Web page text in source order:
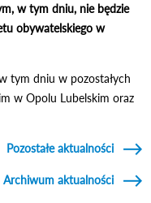
w tym dniu, nie będzie
obywatelskiego w
tym dniu w pozostałych
w Opolu Lubelskim oraz
Pozostałe aktualności
Archiwum aktualności